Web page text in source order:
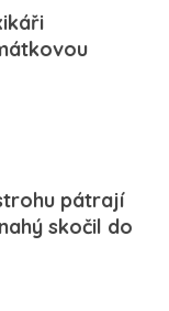
pátrají
skočil do